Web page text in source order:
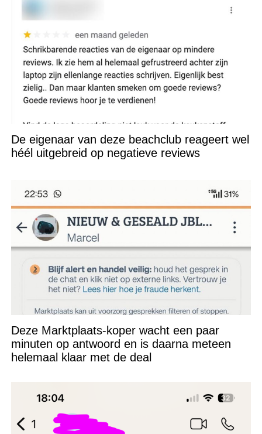
De eigenaar van deze beachclub reageert wel
héél uitgebreid op negatieve reviews
Deze Marktplaats-koper wacht een paar
minuten op antwoord en is daarna meteen
helemaal klaar met de deal